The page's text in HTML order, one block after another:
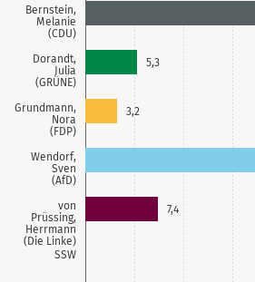
Bernstein,
Melanie
(CDU)
Dorandt,
Julia
(GRÜNE)
Grundmann,
Nora
(FDP)
Wendorf,
Sven
(AfD)
von
Prüssing,
Herrmann
(Die Linke)
SSW
5,3
3,2
7,4